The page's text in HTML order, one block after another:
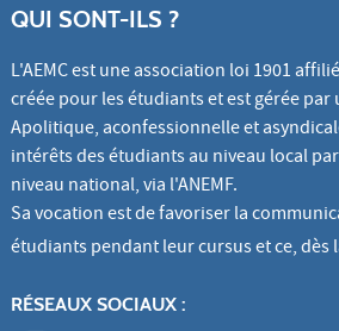
QUI SONT-ILS ?
L'AEMC est une association loi 1901
créée pour les étudiants et est gérée
Apolitique, aconfessionnelle et
intérêts des étudiants au niveau local
niveau national, via l'ANEMF.
Sa vocation est de favoriser la
étudiants pendant leur cursus et ce, dès
RÉSEAUX SOCIAUX :